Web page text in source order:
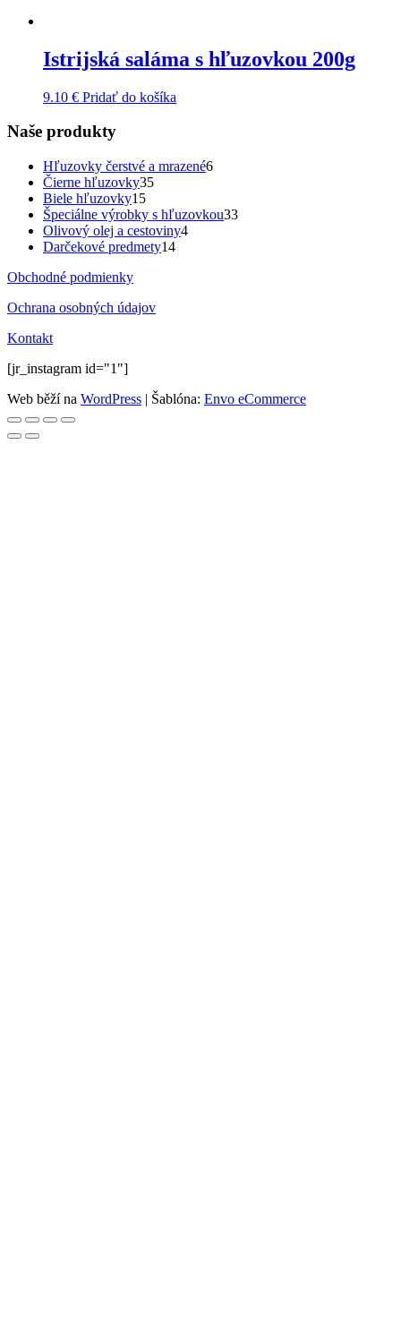
Istrijská saláma s hľuzovkou 200g
9.10 € Pridať do košíka
Naše produkty
Hľuzovky čerstvé a mrazené66
Čierne hľuzovky3535
Biele hľuzovky1515
produktov
Špeciálne výrobky s hľuzovkou3333
Olivový olej a cestoviny44
Darčekové predmety1414
Obchodné podmienky
Ochrana osobných údajov
Kontakt
[jr_instagram id="1"]
Web běží na WordPress | Šablóna: Envo eCommerce